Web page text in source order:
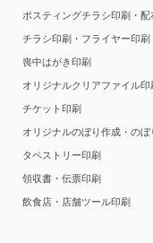
ポスティングチラシ印刷・配
チラシ印刷・フライヤー印刷
喪中はがき印刷
オリジナルクリアファイル印
チケット印刷
オリジナルのぼり作成・のぼ
タペストリー印刷
領収書・伝票印刷
飲食店・店舗ツール印刷